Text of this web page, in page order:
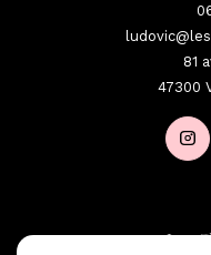
81
47300
Les